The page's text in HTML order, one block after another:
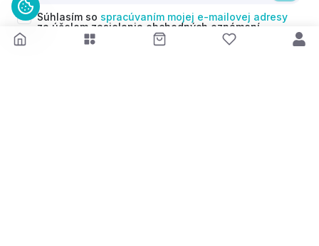
Súhlasím so spracúvaním mojej e-mailovej adresy
za účelom zasielania obchodných oznámení
(newsletterov) v súlade s čl. 6 ods. 1 písm. a)
Nariadenia GDPR. Svoj súhlas môžem kedykoľvek